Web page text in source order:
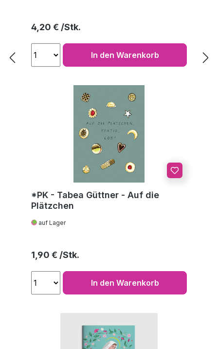
Regulärer Preis:
4,20 €
In den Warenkorb
*PK - Tabea Güttner - Auf die
Plätzchen
auf Lager
Regulärer Preis:
1,90 €
In den Warenkorb